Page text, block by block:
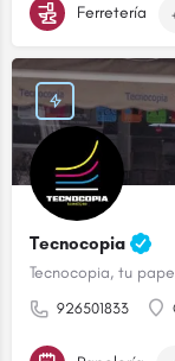
Ferretería
Tecnocopia
Tecnocopia, tu
926501833